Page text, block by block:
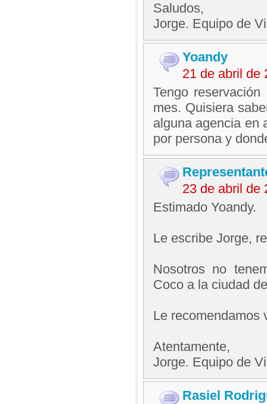
Saludos,
Jorge. Equipo de
Yoandy
21 de abril de
Tengo
mes. Quisiera
alguna agencia en
por persona y
23 de abril de
Estimado Yoandy.
Le escribe Jorge,
Nosotros no
Coco a la ciudad
Le recomendamos
Atentamente,
Jorge. Equipo de
Rasiel